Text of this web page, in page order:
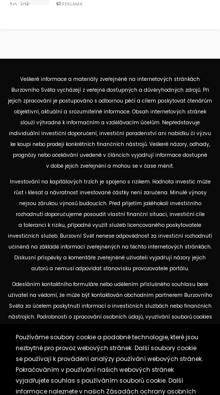
REKLAMA
Veškeré informace a materiály zveřejněné na internetových stránkách
Burzovního Světa vycházejí z veřejně dostupných a důvěryhodných zdrojů. Při
jejich zpracování je postupováno s odbornou péčí a cílem poskytovat čtenářům
objektivní, aktuální a srozumitelné informace. Obsah internetových stránek
slouží výhradně k informačním a vzdělávacím účelům. Nepředstavuje
individuální investiční doporučení, investiční poradenství ani nabídku či výzvu
ke koupi nebo prodeji konkrétních finančních nástrojů. Veškeré názory, odhady,
prognózy nebo očekávání uvedené v článcích vyjadřují informace dostupné
v době jejich zveřejnění a mohou se v čase měnit.
Investování na kapitálových trzích je spojeno s rizikem. Hodnota investic může
růst i klesat a návratnost investované částky není zaručena. Minulé výnosy
nejsou zárukou výnosů budoucích. Před přijetím jakéhokoli investičního
rozhodnutí doporučujeme posoudit vlastní finanční situaci, investiční cíle
a toleranci k riziku, případně využít služeb licencovaného poskytovatele
investičních služeb. Burzovní Svět nenese odpovědnost za investiční rozhodnutí
učiněná na základě informací zveřejněných na těchto internetových stránkách.
Diskusní příspěvky a komentáře zveřejněné uživateli vyjadřují názory jejich
autorů a nemusí odpovídat stanovisku provozovatele portálu.
Odesláním kontaktního formuláře nebo udělením příslušného souhlasu bere
uživatel na vědomí, že může být kontaktován obchodním partnerem Burzovního
Světa za účelem poskytnutí informací o investičních službách nebo finančních
nástrojích. Podrobnosti o zpracování osobních údajů, využívání souborů cookies
dostupných na těchto internetových stránkách. U jednotlivých článků mohou
být uvedeny informace o použitých zdrojích, datu původní analýzy nebo datu,
ke kterému se vztahují uvedené tržní údaje.
Zásady ochrany osobních údajů a cookies
Používáme soubory cookie a podobné technologie, které jsou
nezbytné pro provoz webových stránek. Další soubory cookie
se používají k provádění analýzy používání webových stránek.
Pokračováním v používání našich webových stránek
vyjadřujete souhlas s používáním souborů cookie. Další
informace naleznete v našich Zásadách ochrany osobních